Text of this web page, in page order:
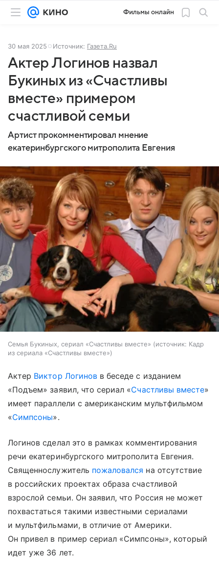
Фильмы онлайн
30 мая 2025 Источник: Газета.Ru
Актер Логинов назвал
Букиных из «Счастливы
вместе» примером
счастливой семьи
Артист прокомментировал мнение
екатеринбургского митрополита Евгения
Семья Букиных, сериал «Счастливы вместе» источник: Кадр
из сериала «Счастливы вместе»
Актер Виктор Логиновв беседе с изданием
«Подъем» заявил, что сериал «Счастливы вместе»
имеет параллели с американским мультфильмом
«Симпсоны».
Логинов сделал это в рамках комментирования
речи екатеринбургского митрополита Евгения.
Священнослужитель пожаловался на отсутствие
в российских проектах образа счастливой
взрослой семьи. Он заявил, что Россия не может
похвастаться такими известными сериалами
и мультфильмами, в отличие от Америки.
Он привел в пример сериал «Симпсоны», который
идет уже 36 лет.